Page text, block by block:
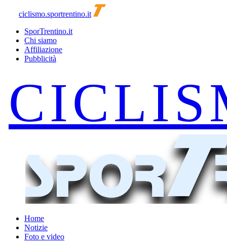
ciclismo.sportrentino.it
SporTrentino.it
Chi siamo
Affiliazione
Pubblicità
Home
Notizie
Foto e video